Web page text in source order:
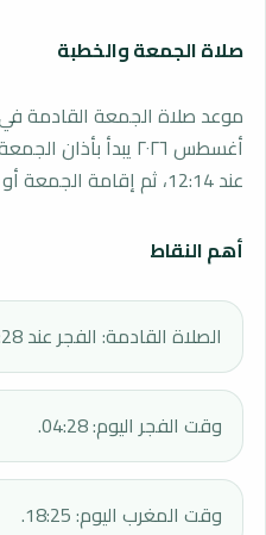
صلاة الجمعة والخطبة
عند 12:14، ثم إقامة الجمعة أو بداية الصلاة عند 12:44.
أهم النقاط
الصلاة القادمة: الفجر عند 04:28.
وقت الفجر اليوم: 04:28.
وقت المغرب اليوم: 18:25.